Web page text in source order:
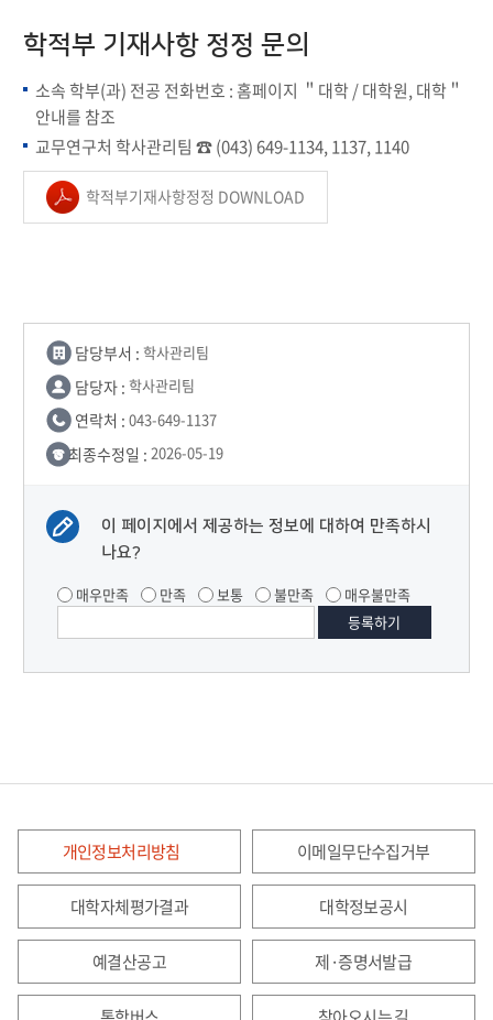
학적부 기재사항 정정 문의
소속 학부(과) 전공 전화번호 : 홈페이지 ＂대학 / 대학원, 대학＂
안내를 참조
교무연구처 학사관리팀 ☎ (043) 649-1134, 1137, 1140
학적부기재사항정정 DOWNLOAD
담당부서 : 학사관리팀
담당자 : 학사관리팀
연락처 : 043-649-1137
최종수정일 : 2026-05-19
이 페이지에서 제공하는 정보에 대하여 만족하시
나요?
매우만족 만족 보통 불만족 매우불만족
개인정보처리방침 이메일무단수집거부
대학자체평가결과 대학정보공시
예결산공고 제·증명서발급